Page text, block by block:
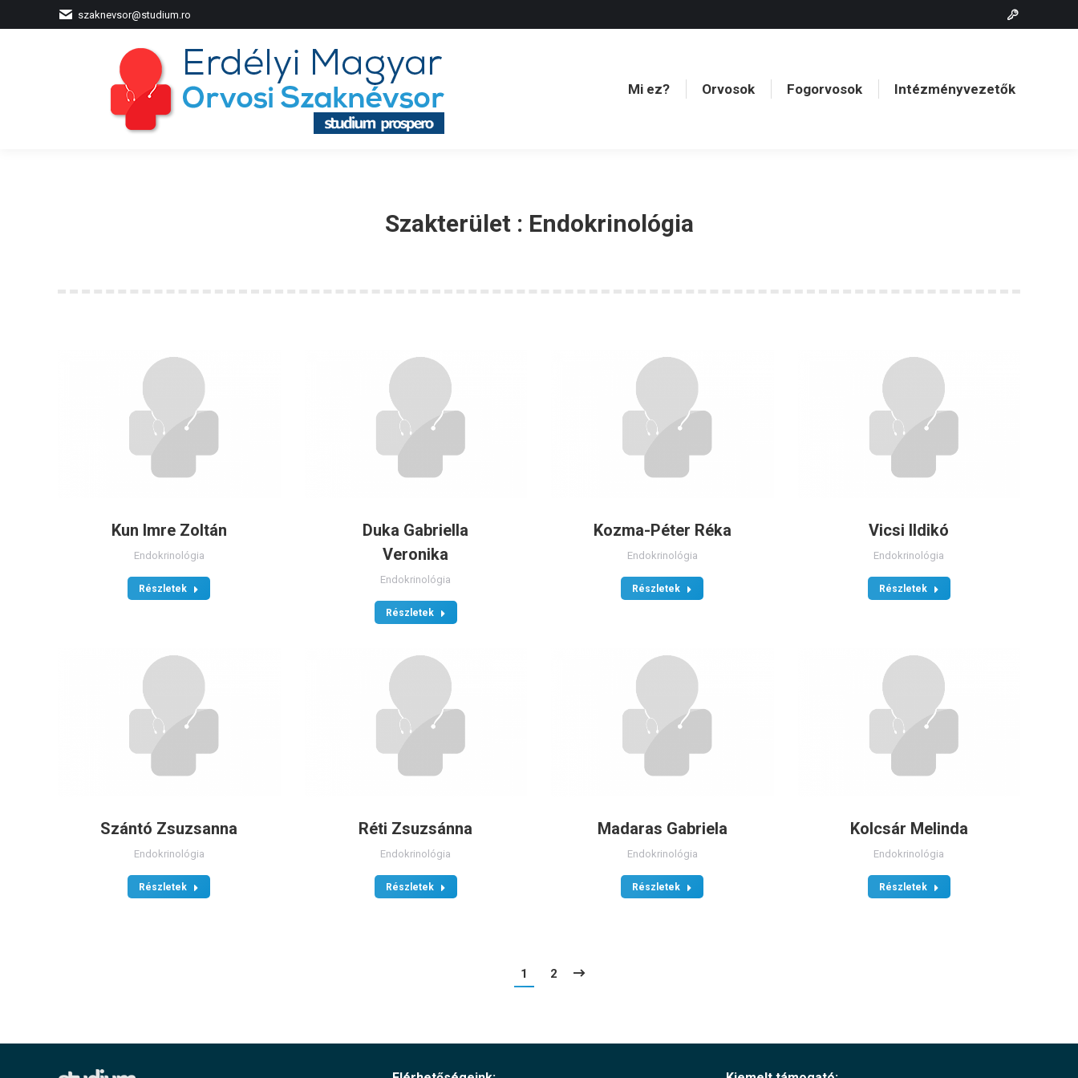
szaknevsor@studium.ro
Mi ez? Orvosok Fogorvosok Intézményvezetők
Szakterület : Endokrinológia
Kun Imre Zoltán
Endokrinológia
Részletek
Duka Gabriella
Veronika
Endokrinológia
Részletek
Kozma-Péter Réka
Endokrinológia
Részletek
Vicsi Ildikó
Endokrinológia
Részletek
Szántó Zsuzsanna
Endokrinológia
Részletek
Réti Zsuzsánna
Endokrinológia
Részletek
Madaras Gabriela
Endokrinológia
Részletek
Kolcsár Melinda
Endokrinológia
Részletek
1 2
Mi ez? Orvosok Fogorvosok Intézményvezetők